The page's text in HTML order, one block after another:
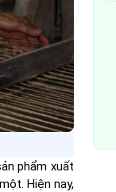
phẩm xuất
Hiện nay,